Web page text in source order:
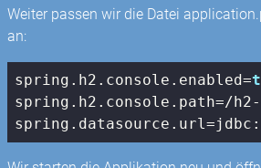
Weiter passen wir die Datei
an:
spring.h2. console .enabled=
spring.h2. console .path=/h2-